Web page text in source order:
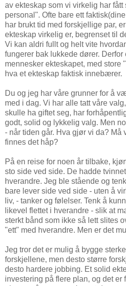
av ekteskap som vi virkelig har fått
personal". Ofte bare ett
har brukt tid med forskjellige par,
ekteskap virkelig er, begrenset til
Vi kan aldri fullt og helt vite
fungerer bak lukkede dører. Derfor
mennesker ekteskapet, med store
hva et ekteskap faktisk innebærer.
Du og jeg har våre grunner for å
med i dag. Vi har alle tatt våre
skulle ha giftet seg, har
godt, solid og lykkelig valg. Men
- når tiden går. Hva gjør vi da? Må
finnes det håp?
På en reise for noen år tilbake,
sto side ved side. De hadde
hverandre. Jeg ble stående og
bare lever side ved side - uten å
liv, - tanker og følelser. Tenk å
likevel flettet i hverandre - slik at
sterkt bånd som ikke så lett slites
"ett" med hverandre. Men er det
Jeg tror det er mulig å bygge
forskjellene, men desto større
desto hardere jobbing. Et solid
investering på flere plan, og det er